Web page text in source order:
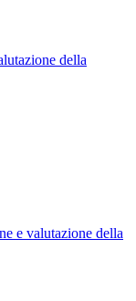
della
e valutazione della